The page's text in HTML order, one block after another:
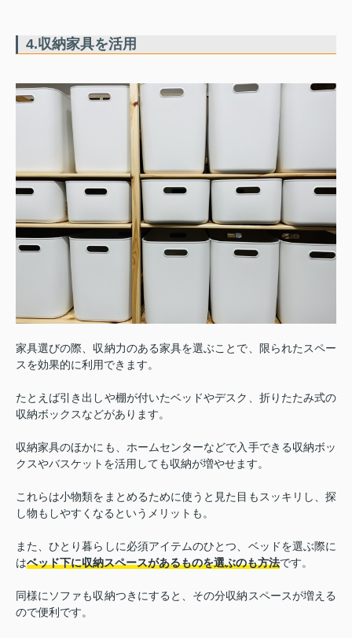
4.収納家具を活用
家具選びの際、収納力のある家具を選ぶことで、限られたスペー
スを効果的に利用できます。
たとえば引き出しや棚が付いたベッドやデスク、折りたたみ式の
収納ボックスなどがあります。
収納家具のほかにも、ホームセンターなどで入手できる収納ボッ
クスやバスケットを活用しても収納が増やせます。
これらは小物類をまとめるために使うと見た目もスッキリし、探
し物もしやすくなるというメリットも。
また、ひとり暮らしに必須アイテムのひとつ、ベッドを選ぶ際に
はベッド下に収納スペースがあるものを選ぶのも方法です。
同様にソファも収納つきにすると、その分収納スペースが増える
ので便利です。